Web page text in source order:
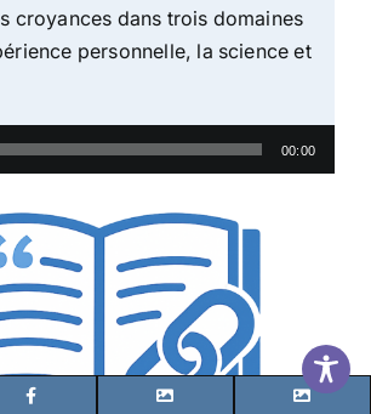
croyances dans trois domaines
personnelle, la science et
00:00